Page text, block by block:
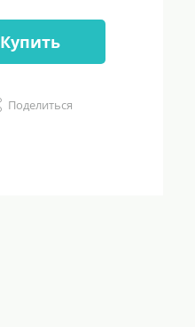
Купить
Поделиться